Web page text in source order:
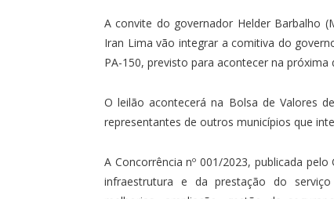
A convite do governador Helder Barbalho
Iran Lima vão integrar a comitiva do
PA-150, previsto para acontecer na próxima
O leilão acontecerá na Bolsa de Valores
representantes de outros municípios que
A Concorrência nº 001/2023, publicada
infraestrutura e da prestação do